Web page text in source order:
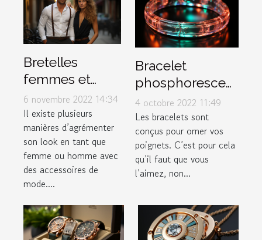
Bretelles
femmes et
hommes :
comment les
porter ?
6 novembre 2022 14:34
Il existe plusieurs
manières d’agrémenter
son look en tant que
femme ou homme avec
des accessoires de
mode....
Bracelet
phosphorescent
: illuminez votre
poignet !
4 octobre 2022 11:49
Les bracelets sont
conçus pour orner vos
poignets. C’est pour cela
qu’il faut que vous
l’aimez, non...